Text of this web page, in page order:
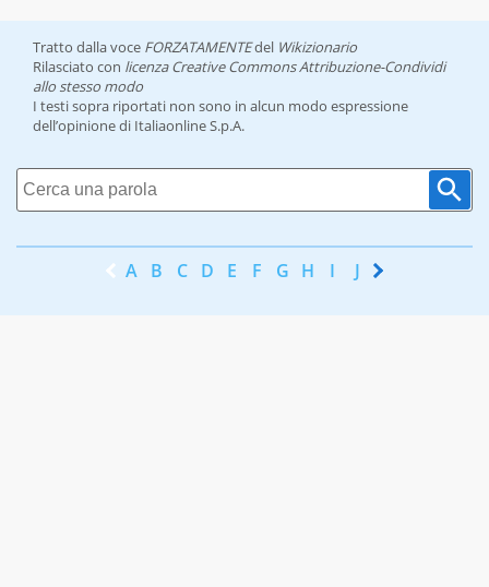
Tratto dalla voce FORZATAMENTEdel Wikizionario
Rilasciato con licenza Creative Commons Attribuzione-Condividi
allo stesso modo
I testi sopra riportati non sono in alcun modo espressione
dell’opinione di Italiaonline S.p.A.
A B C D E F G H I J K